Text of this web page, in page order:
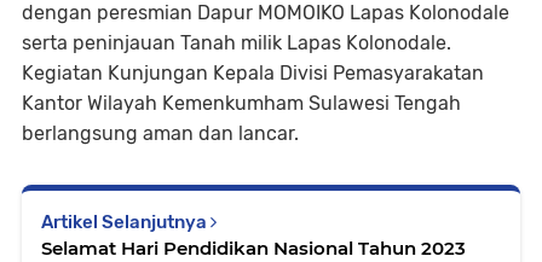
dengan peresmian Dapur MOMOIKO Lapas Kolonodale
serta peninjauan Tanah milik Lapas Kolonodale.
Kegiatan Kunjungan Kepala Divisi Pemasyarakatan
Kantor Wilayah Kemenkumham Sulawesi Tengah
berlangsung aman dan lancar.
Artikel Selanjutnya
Selamat Hari Pendidikan Nasional Tahun 2023